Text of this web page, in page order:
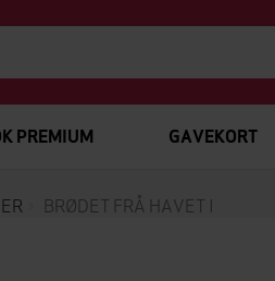
PREMIUM GAVEKORT
BRØDET FRÅ HAVET I